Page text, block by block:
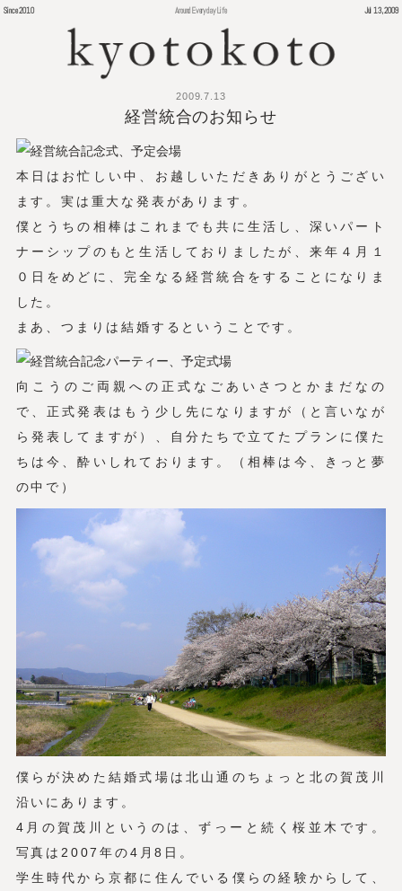
Since 2010 Around Everyday Life Jul 13, 2009
2009.7.13
経営統合のお知らせ
本日はお忙しい中、お越しいただきありがとうござい
ます。実は重大な発表があります。
僕とうちの相棒はこれまでも共に生活し、深いパート
ナーシップのもと生活しておりましたが、来年４月１
０日をめどに、完全なる経営統合をすることになりま
した。
まあ、つまりは結婚するということです。
向こうのご両親への正式なごあいさつとかまだなの
で、正式発表はもう少し先になりますが（と言いなが
ら発表してますが）、自分たちで立てたプランに僕た
ちは今、酔いしれております。（相棒は今、きっと夢
の中で）
僕らが決めた結婚式場は北山通のちょっと北の賀茂川
沿いにあります。
4月の賀茂川というのは、ずっーと続く桜並木です。
写真は2007年の4月8日。
学生時代から京都に住んでいる僕らの経験からして、